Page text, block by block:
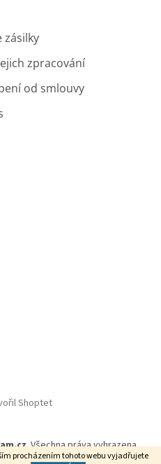
procházením tohoto webu vyjadřujete
zásilky
zpracování
od smlouvy
Shoptet
. Všechna práva vyhrazena.